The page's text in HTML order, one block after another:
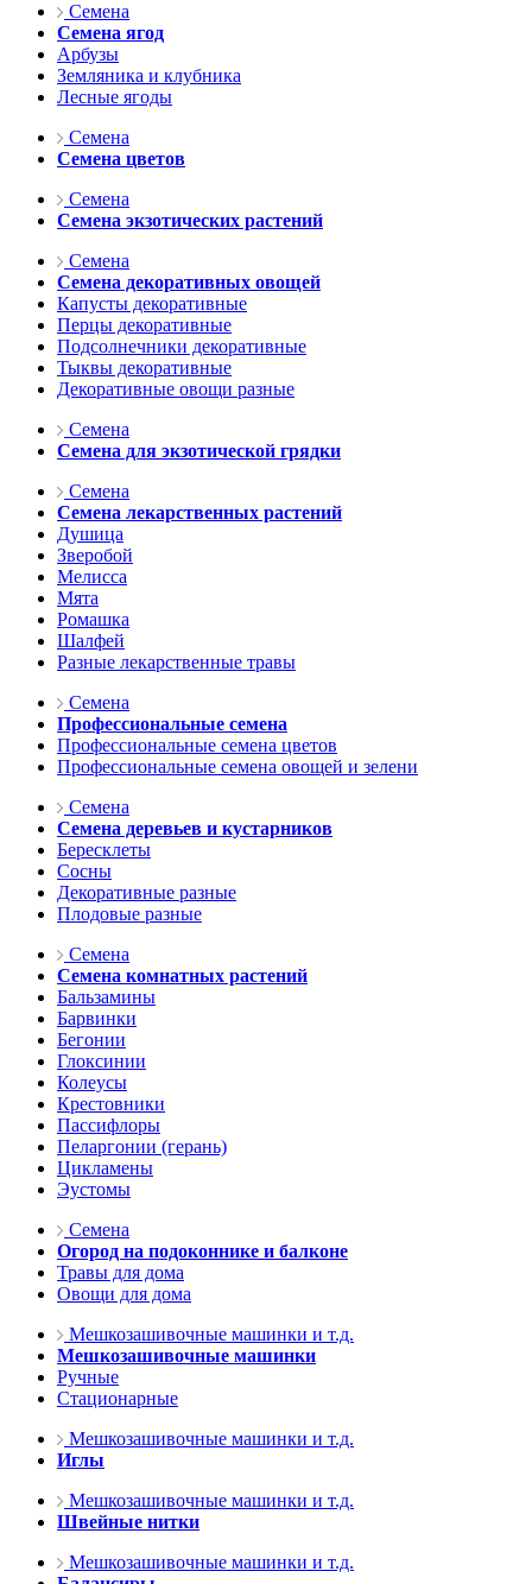
Семена
Семена ягод
Арбузы
Земляника и клубника
Лесные ягоды
Семена
Семена цветов
Семена
Семена экзотических растений
Семена
Семена декоративных овощей
Капусты декоративные
Перцы декоративные
Подсолнечники декоративные
Тыквы декоративные
Декоративные овощи разные
Семена
Семена для экзотической грядки
Семена
Семена лекарственных растений
Душица
Зверобой
Мелисса
Мята
Ромашка
Шалфей
Разные лекарственные травы
Семена
Профессиональные семена
Профессиональные семена цветов
Профессиональные семена овощей и зелени
Семена
Семена деревьев и кустарников
Бересклеты
Сосны
Декоративные разные
Плодовые разные
Семена
Семена комнатных растений
Бальзамины
Барвинки
Бегонии
Глоксинии
Колеусы
Крестовники
Пассифлоры
Пеларгонии (герань)
Цикламены
Эустомы
Семена
Огород на подоконнике и балконе
Травы для дома
Овощи для дома
Мешкозашивочные машинки и т.д.
Мешкозашивочные машинки
Ручные
Стационарные
Мешкозашивочные машинки и т.д.
Иглы
Мешкозашивочные машинки и т.д.
Швейные нитки
Мешкозашивочные машинки и т.д.